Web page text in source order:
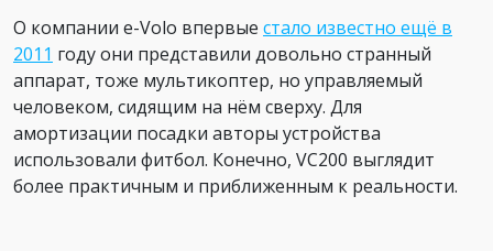
О компании e-Volo впервые стало известно ещё в
2011 году они представили довольно странный
аппарат, тоже мультикоптер, но управляемый
человеком, сидящим на нём сверху. Для
амортизации посадки авторы устройства
использовали фитбол. Конечно, VC200 выглядит
более практичным и приближенным к реальности.